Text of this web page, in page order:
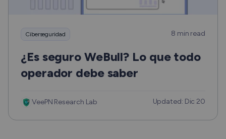
Ciberseguridad 8 min read
¿Es seguro WeBull? Lo que todo
operador debe saber
VeePN Research Lab Updated: Dic 20